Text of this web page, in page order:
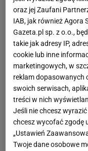
oraz jej Zaufani
IAB, jak również Agora
Gazeta.pl sp. z o.o.,
takie jak adresy IP,
cookie lub inne
marketingowych, w
reklam dopasowanych
swoich serwisach,
treści w nich
Jeśli nie chcesz
chcesz wycofać zgodę
„Ustawień
Twoje dane osobowe